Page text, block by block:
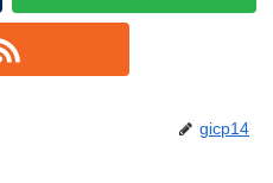
gicp14